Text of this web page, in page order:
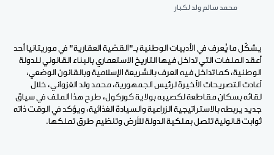
محمد سالم ولد لكبار
يشكّل ما يُعرف في الأدبيات الوطنية بـ"القضية العقارية" في موريتانيا أحد
أعقد الملفات التي تداخل فيها التاريخ الاستعماري بالبناء القانوني للدولة
الوطنية، كما تداخل فيه العرف بالشريعة الإسلامية وبالقانون الوضعي،
أعادت التصريحات الأخيرة لرئيس الجمهورية، محمد ولد الغزواني، خلال
لقائه بسكان مقاطعة لكصيبه بولاية كوركول، طرح هذا الملف في سياق
جديد يربطه بالاستراتيجية الزراعية والسيادة الغذائية، ويؤكد في الوقت ذاته
ثوابت قانونية تتصل بملكية الدولة للأرض وتنظيم طرق تملكها.